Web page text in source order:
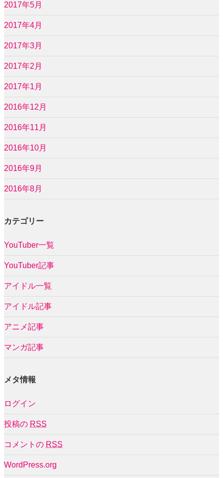
2017年5月
2017年4月
2017年3月
2017年2月
2017年1月
2016年12月
2016年11月
2016年10月
2016年9月
2016年8月
カテゴリー
YouTuber一覧
YouTuber記事
アイドル一覧
アイドル記事
アニメ記事
マンガ記事
メタ情報
ログイン
投稿の RSS
コメントの RSS
WordPress.org